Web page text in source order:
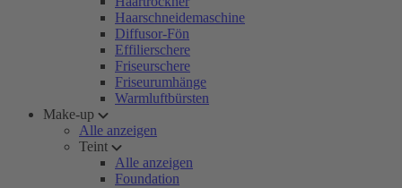
Haarschneidemaschine
Diffusor-Fön
Effilierschere
Friseurschere
Friseurumhänge
Warmluftbürsten
Make-up
Alle anzeigen
Teint
Alle anzeigen
Foundation